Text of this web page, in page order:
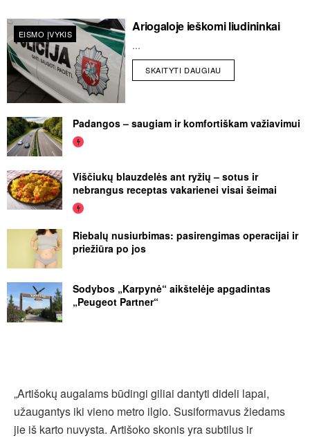
EISMO ĮVYKIS Ariogaloje ieškomi liudininkai
...
SKAITYTI DAUGIAU
Padangos – saugiam ir komfortiškam važiavimui
Viščiukų blauzdelės ant ryžių – sotus ir
nebrangus receptas vakarienei visai šeimai
Riebalų nusiurbimas: pasirengimas operacijai ir
priežiūra po jos
Sodybos „Karpynė“ aikštelėje apgadintas
„Peugeot Partner“
„Artišokų augalams būdingi giliai dantyti dideli lapai,
užaugantys iki vieno metro ilgio. Susiformavus žiedams
jie iš karto nuvysta. Artišoko skonis yra subtilus ir